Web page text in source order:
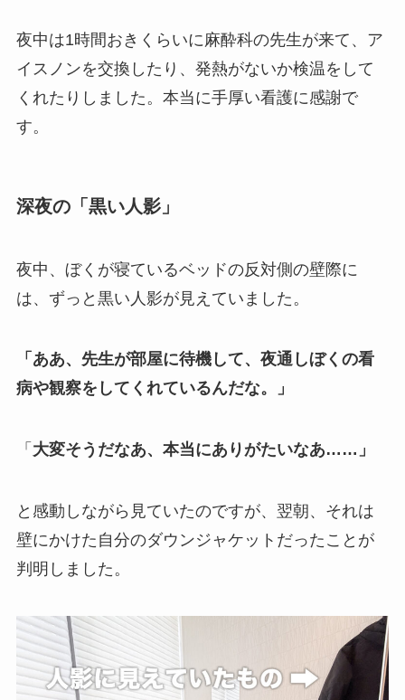
夜中は1時間おきくらいに麻酔科の先生が来て、ア
イスノンを交換したり、発熱がないか検温をして
くれたりしました。本当に手厚い看護に感謝で
す。
深夜の「黒い人影」
夜中、ぼくが寝ているベッドの反対側の壁際に
は、ずっと黒い人影が見えていました。
「ああ、先生が部屋に待機して、夜通しぼくの看
病や観察をしてくれているんだな。」
「 大変そうだなあ、本当にありがたいなあ……」
と感動しながら見ていたのですが、翌朝、それは
壁にかけた自分のダウンジャケットだったことが
判明しました。